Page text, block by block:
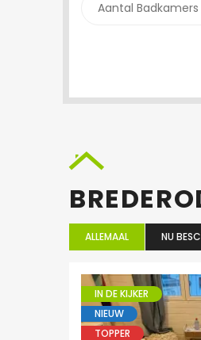
ALLEMAAL NU
IN DE KIJKER
NIEUW
TOPPER